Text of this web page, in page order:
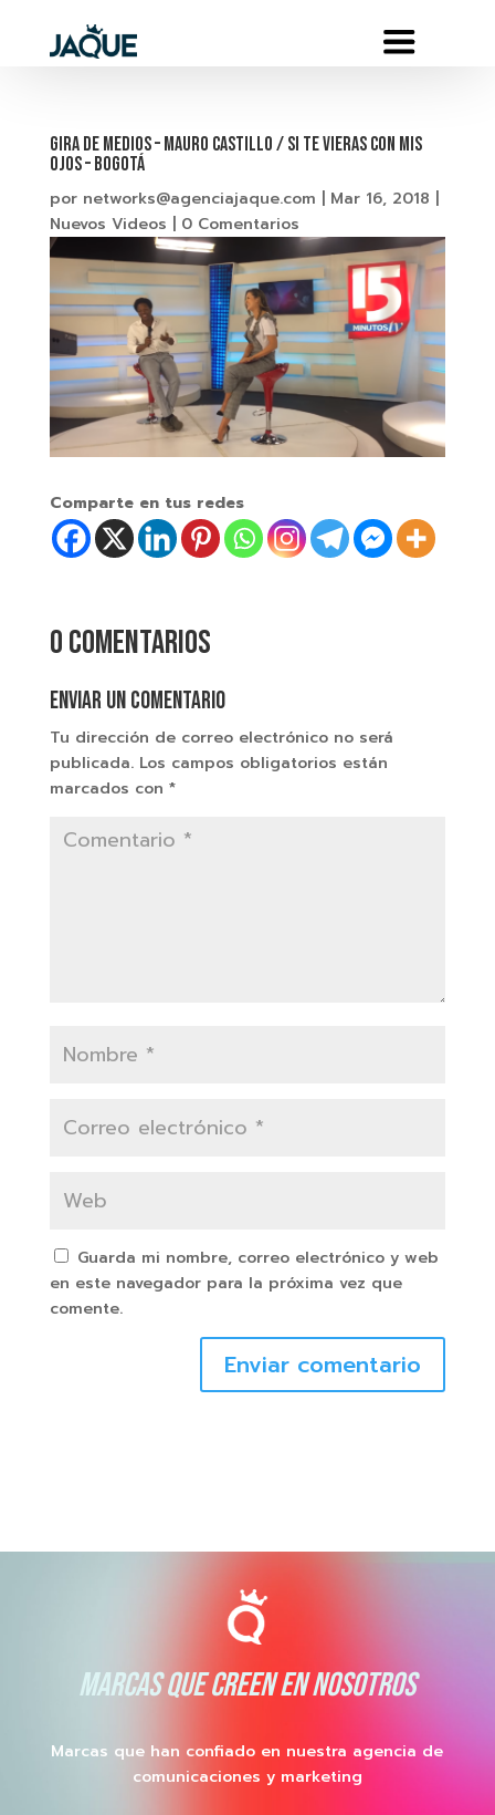
Gira de medios – MAURO CASTILLO / SI TE VIERAS CON MIS
OJOS – Bogotá
por networks@agenciajaque.com Mar 16, 2018
Nuevos Videos
0 Comentarios
Comparte en tus redes
0 comentarios
Enviar un comentario
Tu dirección de correo electrónico no será
publicada. Los campos obligatorios están
marcados con *
Guarda mi nombre, correo electrónico y web
en este navegador para la próxima vez que
comente.
Enviar comentario
MARCAS QUE CREEN EN NOSOTROS
Marcas que han confiado en nuestra agencia de
comunicaciones y marketing